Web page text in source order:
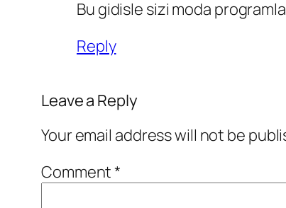
Bu gidisle sizi moda
Reply
Leave a Reply
Your email address will not be
Comment*